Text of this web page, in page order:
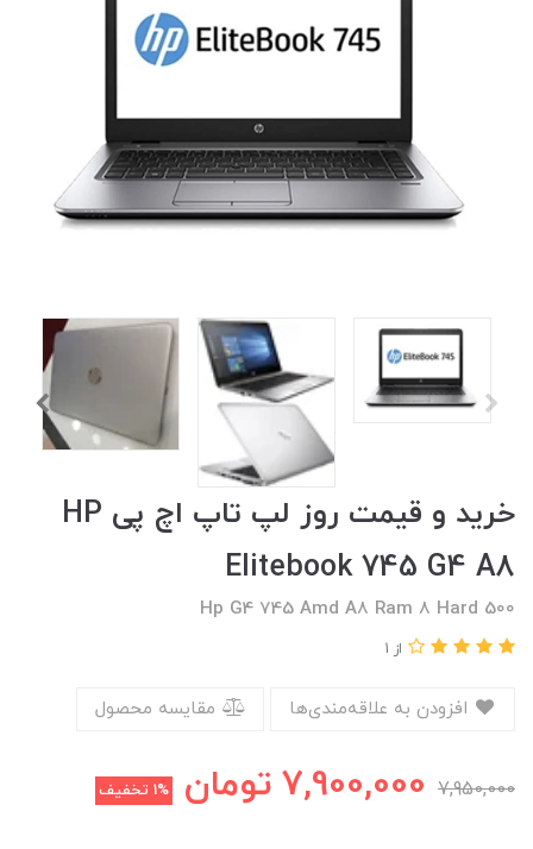
خرید و قیمت روز لپ تاپ اچ پی HP
Elitebook 745 G4 A8
Hp G4 745 Amd A8 Ram 8 Hard 500
از 1
مقایسه محصول
7,950,000
7,900,000 تومان 1% تخفیف